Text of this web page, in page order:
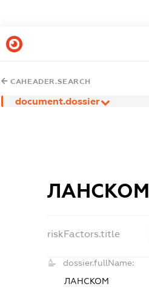
CAHEADER.SEARCH
document.dossier
ЛАНСКОМ
riskFactors.title
dossier.fullName:
ЛАНСКОМ